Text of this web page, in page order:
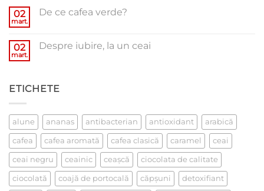
02
mart.
De ce cafea verde?
De
02
mart.
Despre iubire, la un ceai
iubire,
ETICHETE
alune ananas antibacterian antioxidant arabică
cafea cafea aromată cafea clasică caramel ceai
ceai negru ceainic ceaşcă ciocolata de calitate
ciocolată coajă de portocală căpşuni detoxifiant